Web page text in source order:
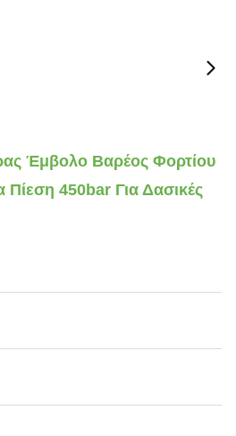
Έμβολο Βαρέος Φορτίου
450bar Για Δασικές